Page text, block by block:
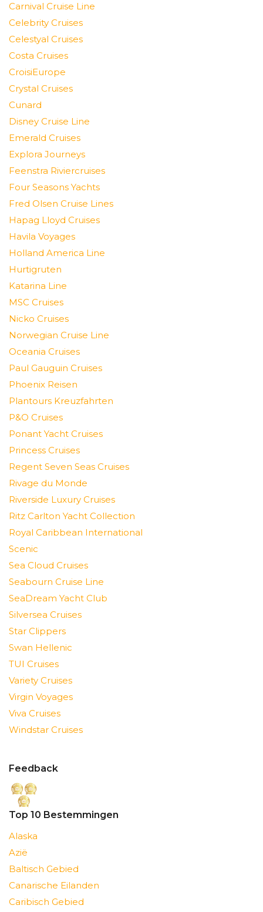
Carnival Cruise Line
Celebrity Cruises
Celestyal Cruises
Costa Cruises
CroisiEurope
Crystal Cruises
Cunard
Disney Cruise Line
Emerald Cruises
Explora Journeys
Feenstra Riviercruises
Four Seasons Yachts
Fred Olsen Cruise Lines
Hapag Lloyd Cruises
Havila Voyages
Holland America Line
Hurtigruten
Katarina Line
MSC Cruises
Nicko Cruises
Norwegian Cruise Line
Oceania Cruises
Paul Gauguin Cruises
Phoenix Reisen
Plantours Kreuzfahrten
P&O Cruises
Ponant Yacht Cruises
Princess Cruises
Regent Seven Seas Cruises
Rivage du Monde
Riverside Luxury Cruises
Ritz Carlton Yacht Collection
Royal Caribbean International
Scenic
Sea Cloud Cruises
Seabourn Cruise Line
SeaDream Yacht Club
Silversea Cruises
Star Clippers
Swan Hellenic
TUI Cruises
Variety Cruises
Virgin Voyages
Viva Cruises
Windstar Cruises
Feedback
Top 10 Bestemmingen
Alaska
Azië
Baltisch Gebied
Canarische Eilanden
Caribisch Gebied